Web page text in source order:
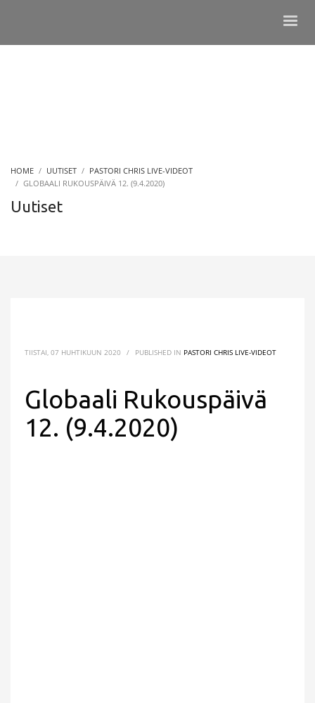
HOME UUTISET
PASTORI CHRIS LIVE-VIDEOT
GLOBAALI RUKOUSPÄIVÄ 12. (9.4.2020)
Uutiset
TIISTAI, 07 HUHTIKUUN 2020 / PUBLISHED IN PASTORI CHRIS LIVE-VIDEOT
Globaali Rukouspäivä
12. (9.4.2020)